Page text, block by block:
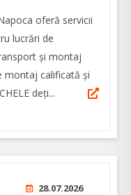
oferă servicii
lucrări de
și montaj
montaj calificată și
deți...
28.07.2026